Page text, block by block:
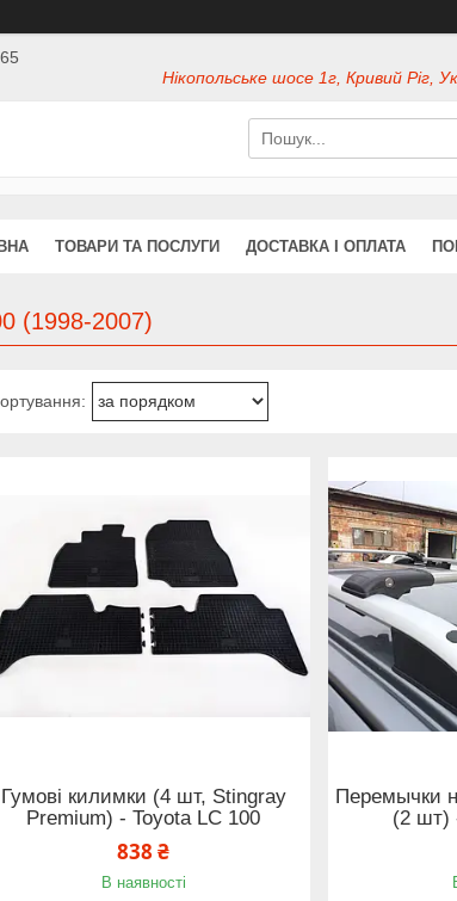
Нікопольське шосе 1г, Кривий Ріг,
ТОВАРИ ТА ПОСЛУГИ ДОСТАВКА І ОПЛАТА
(1998-2007)
Гумові килимки (4 шт, Stingray
Premium) - Toyota LС 100
838 ₴
В наявності
Перемычки
(2 шт)